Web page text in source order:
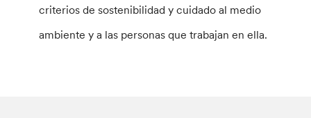
criterios de sostenibilidad y cuidado al medio
ambiente y a las personas que trabajan en ella.